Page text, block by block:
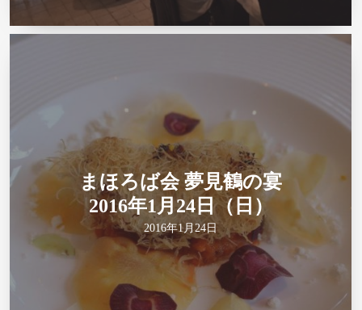
まほろば会 夢見鶴の宴
2016年1月24日（日）
2016年1月24日